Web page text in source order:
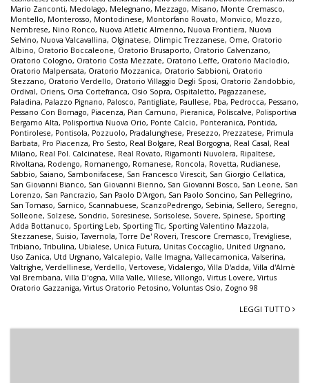
Mario Zanconti, Medolago, Melegnano, Mezzago, Misano, Monte Cremasco,
Montello, Monterosso, Montodinese, Montorfano Rovato, Monvico, Mozzo,
Nembrese, Nino Ronco, Nuova Atletic Almenno, Nuova Frontiera, Nuova
Selvino, Nuova Valcavallina, Olginatese, Olimpic Trezzanese, Ome, Oratorio
Albino, Oratorio Boccaleone, Oratorio Brusaporto, Oratorio Calvenzano,
Oratorio Cologno, Oratorio Costa Mezzate, Oratorio Leffe, Oratorio Maclodio,
Oratorio Malpensata, Oratorio Mozzanica, Oratorio Sabbioni, Oratorio
Stezzano, Oratorio Verdello, Oratorio Villaggio Degli Sposi, Oratorio Zandobbio,
Ordival, Oriens, Orsa Cortefranca, Osio Sopra, Ospitaletto, Pagazzanese,
Paladina, Palazzo Pignano, Palosco, Pantigliate, Paullese, Pba, Pedrocca, Pessano,
Pessano Con Bornago, Piacenza, Pian Camuno, Pieranica, Poliscalve, Polisportiva
Bergamo Alta, Polisportiva Nuova Orio, Ponte Calcio, Ponteranica, Pontida,
Pontirolese, Pontisola, Pozzuolo, Pradalunghese, Presezzo, Prezzatese, Primula
Barbata, Pro Piacenza, Pro Sesto, Real Bolgare, Real Borgogna, Real Casal, Real
Milano, Real Pol. Calcinatese, Real Rovato, Rigamonti Nuvolera, Ripaltese,
Rivoltana, Rodengo, Romanengo, Romanese, Roncola, Rovetta, Rudianese,
Sabbio, Saiano, Sambonifacese, San Francesco Virescit, San Giorgio Cellatica,
San Giovanni Bianco, San Giovanni Bienno, San Giovanni Bosco, San Leone, San
Lorenzo, San Pancrazio, San Paolo D'Argon, San Paolo Soncino, San Pellegrino,
San Tomaso, Sarnico, Scannabuese, ScanzoPedrengo, Sebinia, Sellero, Seregno,
Solleone, Solzese, Sondrio, Soresinese, Sorisolese, Sovere, Spinese, Sporting
Adda Bottanuco, Sporting Leb, Sporting Tlc, Sporting Valentino Mazzola,
Stezzanese, Suisio,Tavernola,Torre De' Roveri,Trescore Cremasco,Trevigliese,
Tribiano,Tribulina, Ubialese, Unica Futura, Unitas Coccaglio, United Urgnano,
Uso Zanica, Utd Urgnano, Valcalepio, Valle Imagna, Vallecamonica, Valserina,
Valtrighe, Verdellinese, Verdello, Vertovese, Vidalengo, Villa D'adda, Villa d'Almè
Val Brembana, Villa D'ogna, Villa Valle, Villese, Villongo, Virtus Lovere, Virtus
Oratorio Gazzaniga, Virtus Oratorio Petosino, Voluntas Osio, Zogno 98
LEGGI TUTTO